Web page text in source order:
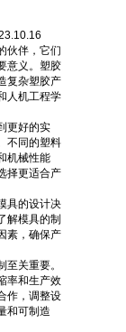
伙伴，它们
意义。塑胶
复杂塑胶产
人机工程学
更好的实
不同的塑料
机械性能
择更适合产
具的设计决
解模具的制
素，确保产
关重要。
率和生产效
作，调整设
和可制造